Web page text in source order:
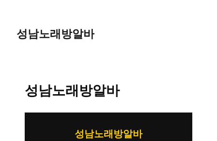
성남노래방알바
성남노래방알바
성남노래방알바